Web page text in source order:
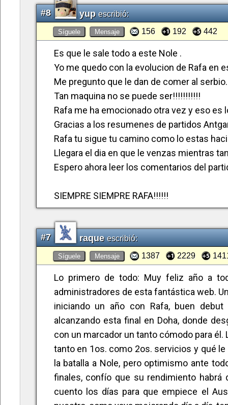
#8 yupescribió:
Síguele Mensaje 156 192 442
Es que le sale todo a este Nole .
Yo me quedo con la evolucion de Rafa en
Me pregunto que le dan de comer al serbio.
Tan maquina no se puede ser!!!!!!!!!!!
Rafa me ha emocionado otra vez y eso es
Gracias a los resumenes de partidos
Rafa tu sigue tu camino como lo estas
Llegara el dia en que le venzas mientras
Espero ahora leer los comentarios del
SIEMPRE SIEMPRE RAFA!!!!!!
#7 raqueescribió:
Síguele Mensaje 1387 2229
Lo primero de todo: Muy feliz año a
administradores de esta fantástica web.
iniciando un año con Rafa, buen
alcanzando esta final en Doha, donde
con un marcador un tanto cómodo para
tanto en 1os. como 2os. servicios y qué
la batalla a Nole, pero optimismo ante
finales, confío que su rendimiento habrá
cuento los días para que empiece el